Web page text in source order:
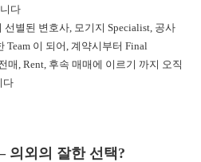
다
별된 변호사, 모기지 Specialist, 공사
Team 이 되어, 계약시부터 Final
매, Rent, 후속 매매에 이르기 까지 오직
다
의외의 잘한 선택?